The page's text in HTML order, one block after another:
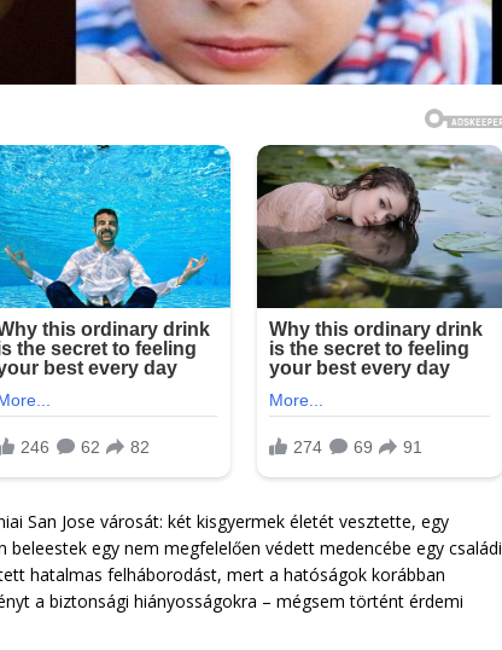
San Jose városát: két kisgyermek életét vesztette, egy
egy nem megfelelően védett medencébe egy családi
hatalmas felháborodást, mert a hatóságok korábban
a biztonsági hiányosságokra – mégsem történt érdemi